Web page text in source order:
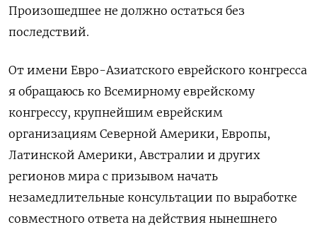
Произошедшее не должно остаться без
последствий.
От имени Евро-Азиатского еврейского конгресса
я обращаюсь ко Всемирному еврейскому
конгрессу, крупнейшим еврейским
организациям Северной Америки, Европы,
Латинской Америки, Австралии и других
регионов мира с призывом начать
незамедлительные консультации по выработке
совместного ответа на действия нынешнего